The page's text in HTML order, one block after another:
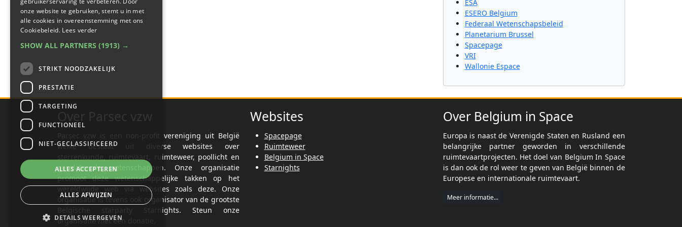
ESA
ESERO Belgium
Federaal Wetenschapsbeleid
Planetarium Brussel
Spacepage
VRI
Wallonie Espace
Parsec vzw is een non-profit vereniging uit België
welke bestaat uit diverse websites over
sterrenkunde, ruimtevaart, ruimteweer, poollicht en
gerelateerde wetenschappen. Onze organisatie
promoot deze wetenschappelijke takken op het
wereldwijde web via websites zoals deze. Onze
organisatie is tevens ook organisator van de grootste
Belgische starparty Starnights. Steun onze
organisatie met een donatie.
Websites
Spacepage
Ruimteweer
Belgium in Space
Starnights
Over Belgium in Space
Europa is naast de Verenigde Staten en Rusland een
belangrijke partner geworden in verschillende
ruimtevaartprojecten. Het doel van Belgium In Space
is dan ook de rol weer te geven van België binnen de
Europese en internationale ruimtevaart.
Meer informatie...
onze website te gebruiken, stemt u in met
alle cookies in overeenstemming met ons
Cookiebeleid. Lees verder
SHOW ALL PARTNERS (1913) →
STRIKT NOODZAKELIJK
PRESTATIE
TARGETING
FUNCTIONEEL
NIET-GECLASSIFICEERD
ALLES ACCEPTEREN
ALLES AFWIJZEN
DETAILS WEERGEVEN